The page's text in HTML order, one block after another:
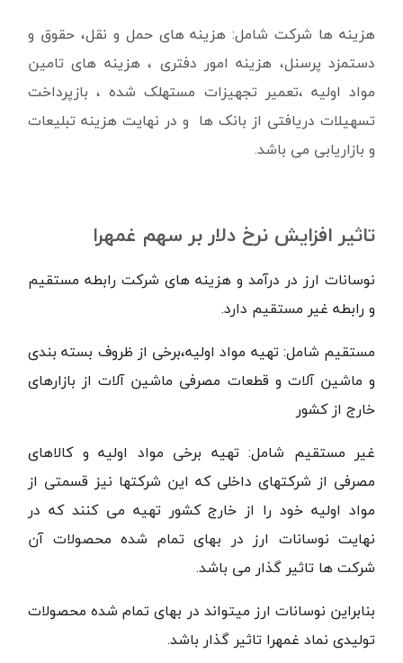
هزینه ها شرکت شامل: هزینه های حمل و نقل، حقوق و
دستمزد پرسنل، هزینه امور دفتری ، هزینه های تامین
مواد اولیه ،تعمیر تجهیزات مستهلک شده ، بازپرداخت
تسهیلات دریافتی از بانک ها و در نهایت هزینه تبلیعات
و بازاریابی می باشد.
تاثیر افزایش نرخ دلار بر سهم غمهرا
نوسانات ارز در درآمد و هزینه های شرکت رابطه مستقیم
و رابطه غیر مستقیم دارد.
مستقیم شامل: تهیه مواد اولیه،برخی از ظروف بسته بندی
و ماشین آلات و قطعات مصرفی ماشین آلات از بازارهای
خارج از کشور
غیر مستقیم شامل: تهیه برخی مواد اولیه و کالاهای
مصرفی از شرکتهای داخلی که این شرکتها نیز قسمتی از
مواد اولیه خود را از خارج کشور تهیه می کنند که در
نهایت نوسانات ارز در بهای تمام شده محصولات آن
شرکت ها تاثیر گذار می باشد.
بنابراین نوسانات ارز میتواند در بهای تمام شده محصولات
تولیدی نماد غمهرا تاثیر گذار باشد.